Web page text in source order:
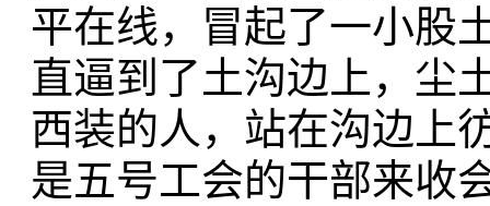
平在线，冒起了一小股
直逼到了土沟边上，尘
西装的人，站在沟边上
是五号工会的干部来收